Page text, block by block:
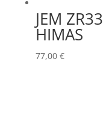
JEM ZR33
HIMAS
77,00 €